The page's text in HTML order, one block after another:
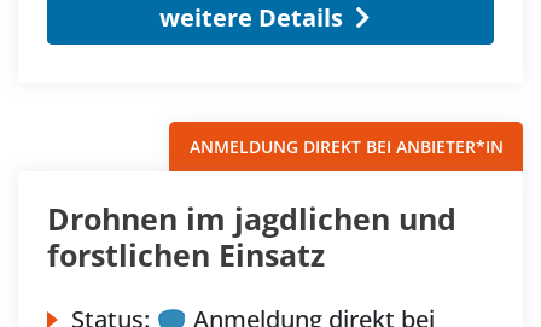
weitere Details
ANMELDUNG DIREKT BEI ANBIETER*IN
Drohnen im jagdlichen und
forstlichen Einsatz
Status:
Anmeldung direkt bei